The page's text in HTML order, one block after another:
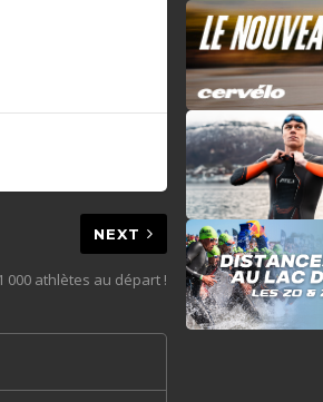
NEXT
000 athlètes au départ !